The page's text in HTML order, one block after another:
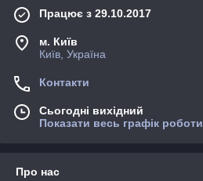
Працює з 29.10.2017
м. Київ
Київ, Україна
Контакти
Сьогодні вихідний
Показати весь графік роботи
Про нас